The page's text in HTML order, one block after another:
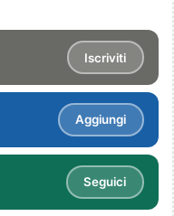
Iscriviti
Aggiungi
Seguici